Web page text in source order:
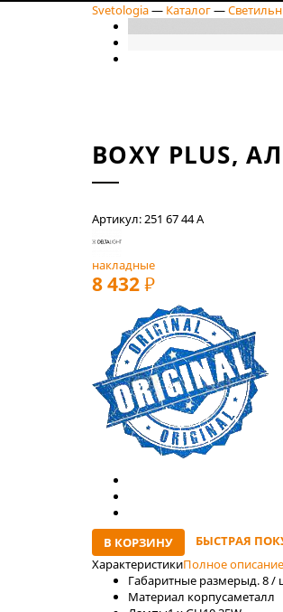
Svetologia— Каталог—
BOXY PLUS,
Артикул: 251 67 44 A
накладные
8 432 РУБ
В КОРЗИНУ
БЫСТРАЯ
ХарактеристикиПолное описание
Габаритные размерыд. 8 /
Материал корпусаметалл